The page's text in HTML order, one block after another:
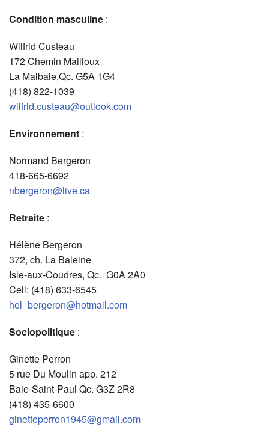
Condition masculine :
Wilfrid Custeau
172 Chemin Mailloux
La Malbaie,Qc. G5A 1G4
(418) 822-1039
wilfrid.custeau@outlook.com
Environnement :
Normand Bergeron
418-665-6692
nbergeron@live.ca
Retraite :
Hélène Bergeron
372, ch. La Baleine
Isle-aux-Coudres, Qc. G0A 2A0
Cell: (418) 633-6545
hel_bergeron@hotmail.com
Sociopolitique :
Ginette Perron
5 rue Du Moulin app. 212
Baie-Saint-Paul Qc. G3Z 2R8
(418) 435-6600
ginetteperron1945@gmail.com